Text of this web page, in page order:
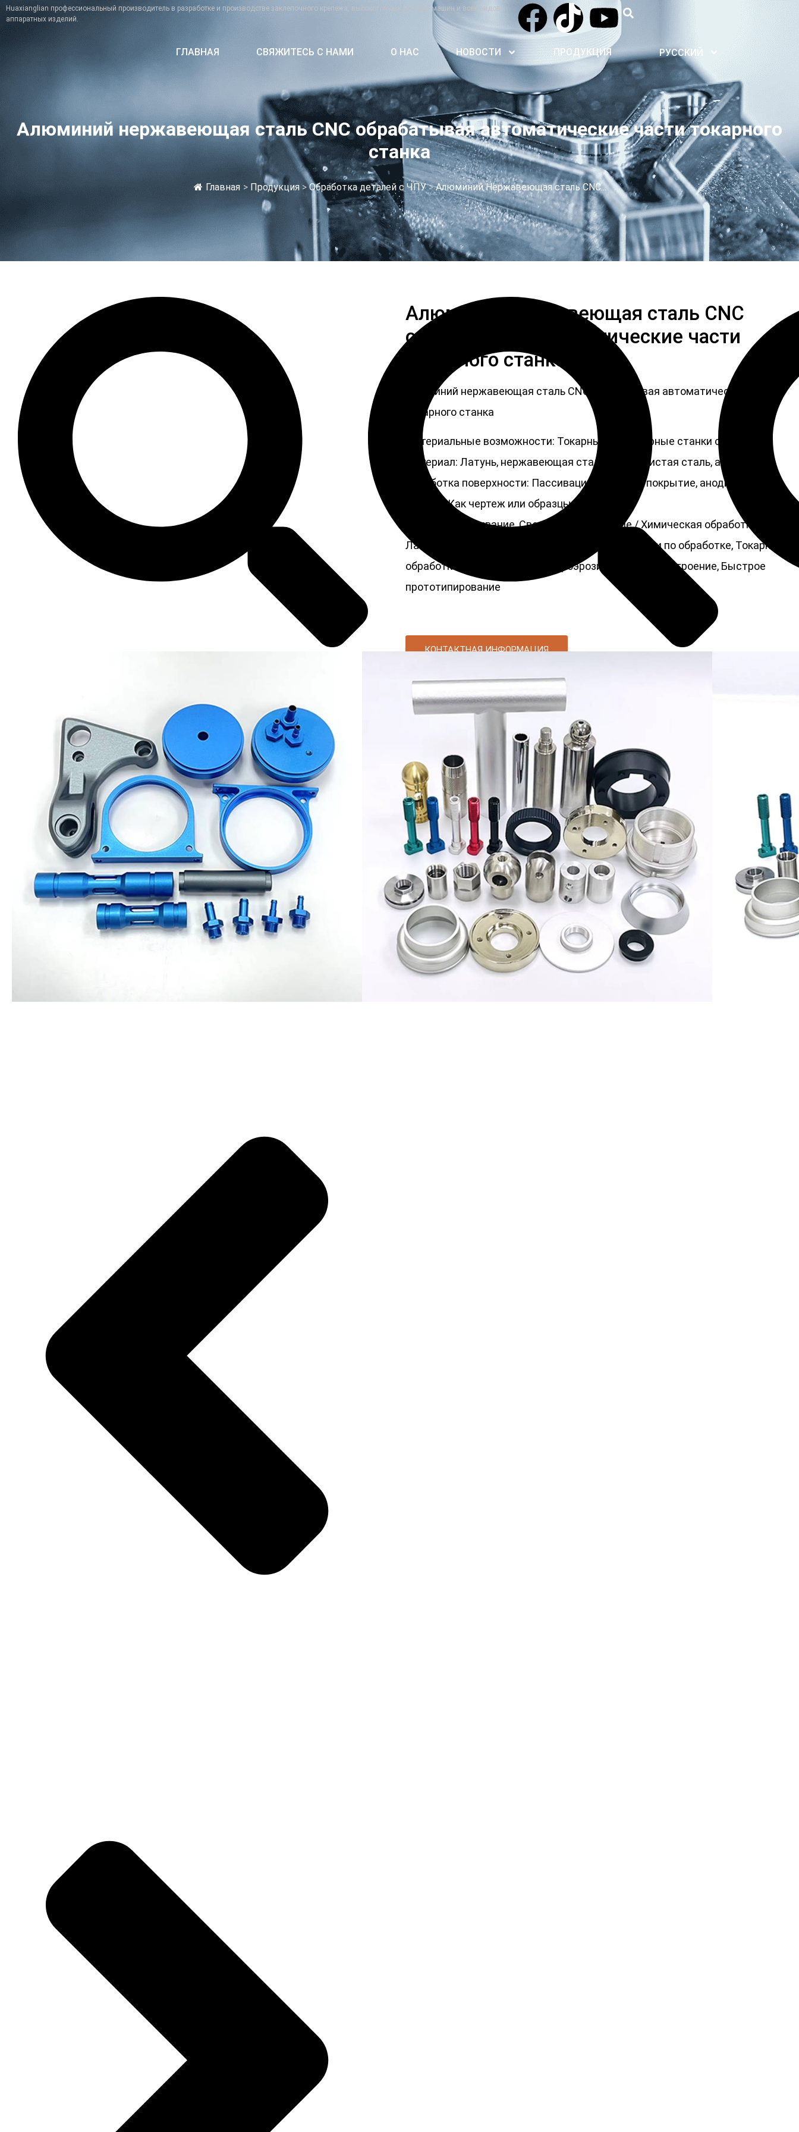
Huaxianglian профессиональный производитель в разработке и производстве заклепочного крепежа, высокоточных деталей машин и всех видов
аппаратных изделий.
ГЛАВНАЯ СВЯЖИТЕСЬ С НАМИ О НАС НОВОСТИ ПРОДУКЦИЯ РУССКИЙ
Алюминий нержавеющая сталь CNC обрабатывая автоматические части токарного
станка
Главная > Продукция > Обработка деталей с ЧПУ > Алюминий Нержавеющая сталь CNC...
Алюминий нержавеющая сталь CNC
обрабатывая автоматические части
токарного станка
Алюминий нержавеющая сталь CNC обрабатывая автоматические части
токарного станка
Материальные возможности: Токарные и фрезерные станки с ЧПУ
Материал: Латунь, нержавеющая сталь, углеродистая сталь, алюминий
Обработка поверхности: Пассивация, цинковое покрытие, анодирование
Размер: Как чертеж или образцы
Услуги: Протягивание, Сверление, Травление / Химическая обработка,
Лазерная обработка, Фрезерование, Другие услуги по обработке, Токарная
обработка, Проволочное электроэрозионное станкостроение, Быстрое
прототипирование
КОНТАКТНАЯ ИНФОРМАЦИЯ